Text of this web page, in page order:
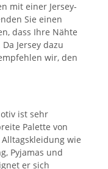
mit einer Jersey-
Sie einen
dass Ihre Nähte
Jersey dazu
wir, den
ist sehr
Palette von
wie
Pyjamas und
er sich